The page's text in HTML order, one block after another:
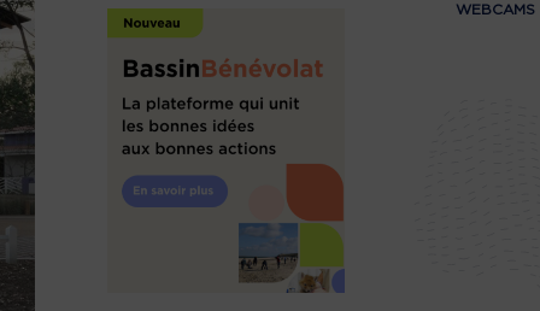
WEBCAMS